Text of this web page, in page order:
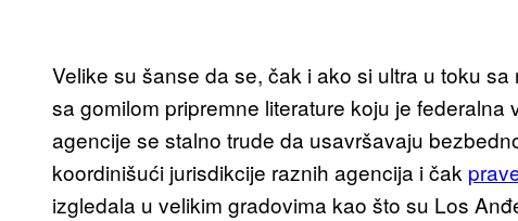
Velike su šanse da se, čak i ako si ultra u toku
sa gomilom pripremne literature koju je federalna
agencije se stalno trude da usavršavaju
koordinišući jurisdikcije raznih agencija i čak
izgledala u velikim gradovima kao što su Los